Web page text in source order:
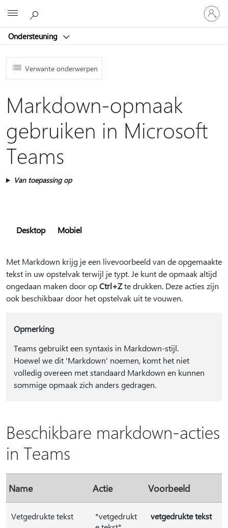
Ondersteuning
Meld
je
aan
je
Verwante onderwerpen
Markdown-opmaak
gebruiken in Microsoft
Teams
Van toepassing op
Desktop Mobiel
Met Markdown krijg je een livevoorbeeld van de opgemaakte
tekst in uw opstelvak terwijl je typt. Je kunt de opmaak altijd
ongedaan maken door opCtrl+Zte drukken. Deze acties zijn
ook beschikbaar door het opstelvak uit te vouwen.
Opmerking
Teams gebruikt een syntaxis in Markdown-stijl.
Hoewel we dit 'Markdown' noemen, komt het niet
volledig overeen met standaard Markdown en kunnen
sommige opmaak zich anders gedragen.
Beschikbare markdown-acties
in Teams
Name Actie Voorbeeld
Vetgedrukte tekst
*vetgedrukt
vetgedrukte tekst